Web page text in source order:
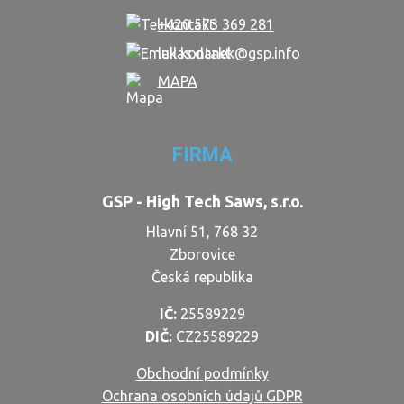
FIRMA
GSP - High Tech Saws, s.r.o.
Hlavní 51, 768 32
Zborovice
Česká republika
IČ:25589229
DIČ: CZ25589229
+420 573 369 281
lukas.danek@gsp.info
MAPA
Obchodní podmínky
Ochrana osobních údajů GDPR